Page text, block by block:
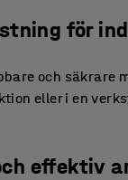
för
och säkrare
eller i en